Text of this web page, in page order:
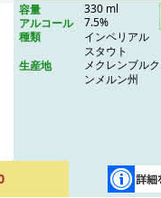
容量
330 ml
アルコール
7.5%
種類
インペリアル
スタウト
生産地
メクレンブル
ンメルン州